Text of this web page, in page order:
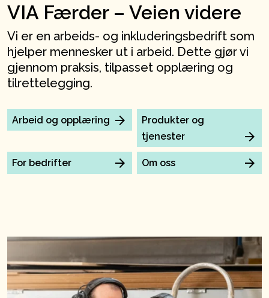
VIA Færder – Veien videre
Vi er en arbeids- og inkluderingsbedrift som
hjelper mennesker ut i arbeid. Dette gjør vi
gjennom praksis, tilpasset opplæring og
tilrettelegging.
Arbeid og opplæring
Produkter og
tjenester
For bedrifter Om oss